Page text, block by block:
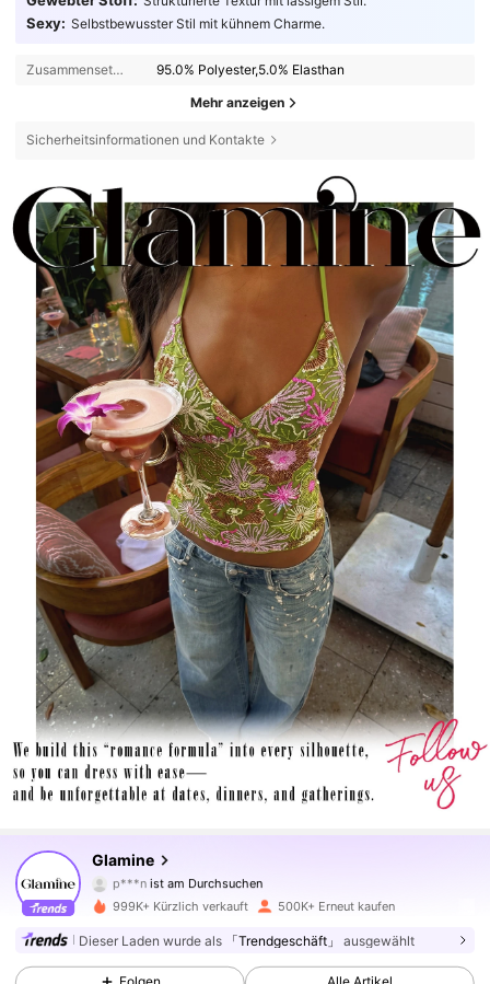
Sexy: Selbstbewusster Stil mit kühnem Charme.
Zusammensetzung: 95.0% Polyester,5.0% Elasthan
Mehr anzeigen
Sicherheitsinformationen und Kontakte
Glamine
p***n
ist am Durchsuchen
4,79
555K Follower
4,79 555K Follower
999K+ Kürzlich verkauft 500K+ Erneut kaufen
Dieser Laden wurde als 「Trendgeschäft」 ausgewählt